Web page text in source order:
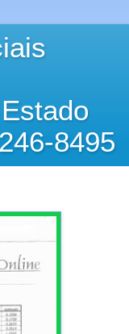
8495